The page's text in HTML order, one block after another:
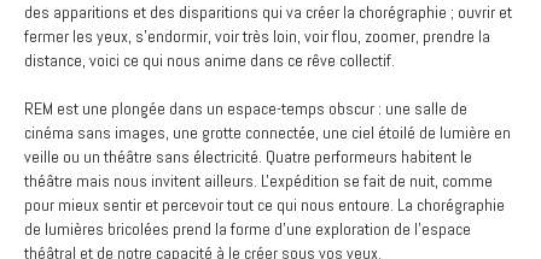
des apparitions et des disparitions qui va créer la chorégraphie ; ouvrir et
fermer les yeux, s'endormir, voir très loin, voir flou, zoomer, prendre la
distance, voici ce qui nous anime dans ce rêve collectif.
REM est une plongée dans un espace-temps obscur : une salle de
cinéma sans images, une grotte connectée, une ciel étoilé de lumière en
veille ou un théâtre sans électricité. Quatre performeurs habitent le
théâtre mais nous invitent ailleurs. L'expédition se fait de nuit, comme
pour mieux sentir et percevoir tout ce qui nous entoure. La chorégraphie
de lumières bricolées prend la forme d'une exploration de l'espace
théâtral et de notre capacité à le créer sous vos yeux.